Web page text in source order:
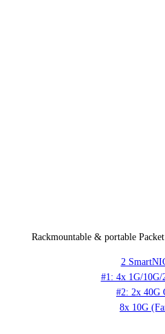
Rackmountable & portable
2
#1: 4x 1G/10G/
#2: 2x 40G
8x 10G